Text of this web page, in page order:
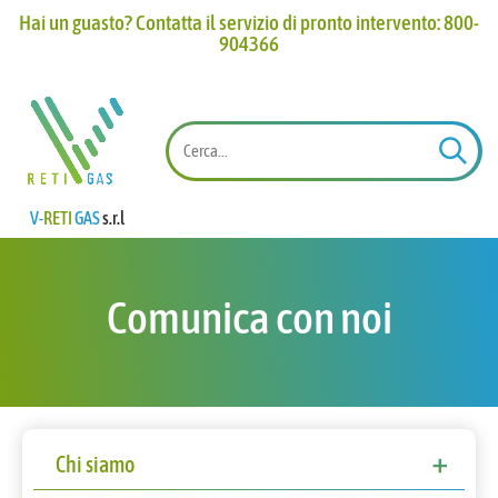
Hai un guasto? Contatta il servizio di pronto intervento: 800-
904366​
V-RETIGASs.r.l
Comunica con noi
Chi siamo